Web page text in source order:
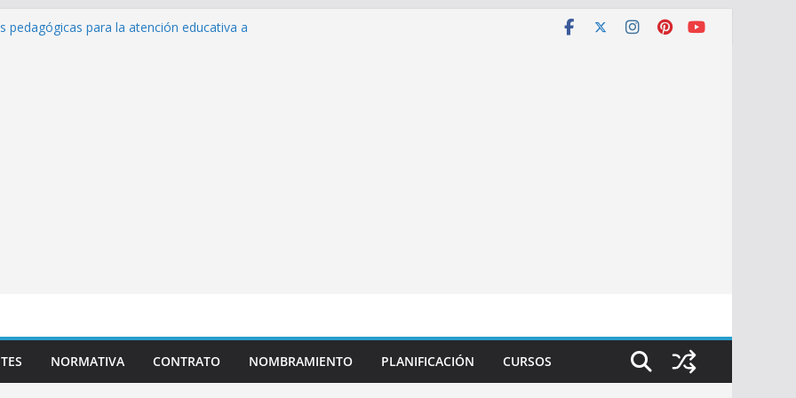
pedagógicas para la atención educativa a
NORMATIVA CONTRATO NOMBRAMIENTO PLANIFICACIÓN CURSOS